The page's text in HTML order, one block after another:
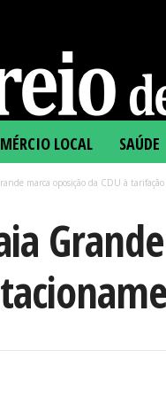
LOCAL SAÚDE
marca oposição da CDU à